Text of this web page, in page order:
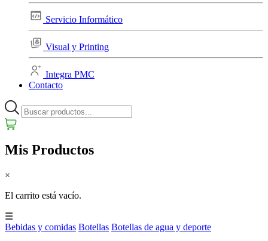
Servicio Informático
Visual y Printing
Integra PMC
Contacto
Mis Productos
×
El carrito está vacío.
☰
Bebidas y comidas Botellas Botellas de agua y deporte